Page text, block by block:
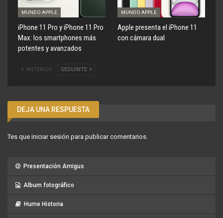
MUNDO APPLE
iPhone 11 Pro y iPhone 11 Pro
Max: los smartphones más
potentes y avanzados
MUNDO APPLE
Apple presenta el iPhone 11
con cámara dual
ANTERIOR SEGUINTE
DEJA UNA RESPUESTA
Tes que iniciar sesión para publicar comentarios.
Presentación Amigus
Album fotográfico
Hume Historia